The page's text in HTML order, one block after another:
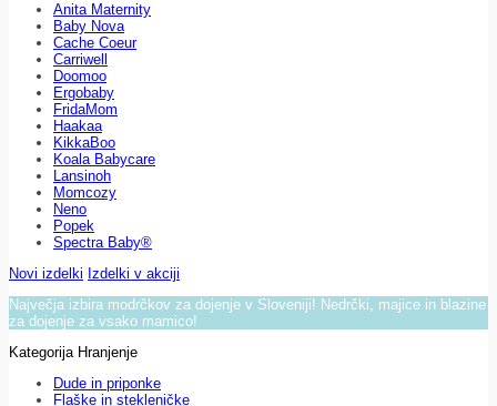
Anita Maternity
Baby Nova
Cache Coeur
Carriwell
Doomoo
Ergobaby
FridaMom
Haakaa
KikkaBoo
Koala Babycare
Lansinoh
Momcozy
Neno
Popek
Spectra Baby®
Novi izdelki Izdelki v akciji
Največja izbira modrčkov za dojenje v Sloveniji! Nedrčki, majice in blazine
za dojenje za vsako mamico!
Kategorija Hranjenje
Dude in priponke
Flaške in stekleničke